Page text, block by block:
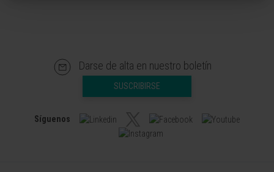
Darse de alta en nuestro boletín
SUSCRIBIRSE
Síguenos